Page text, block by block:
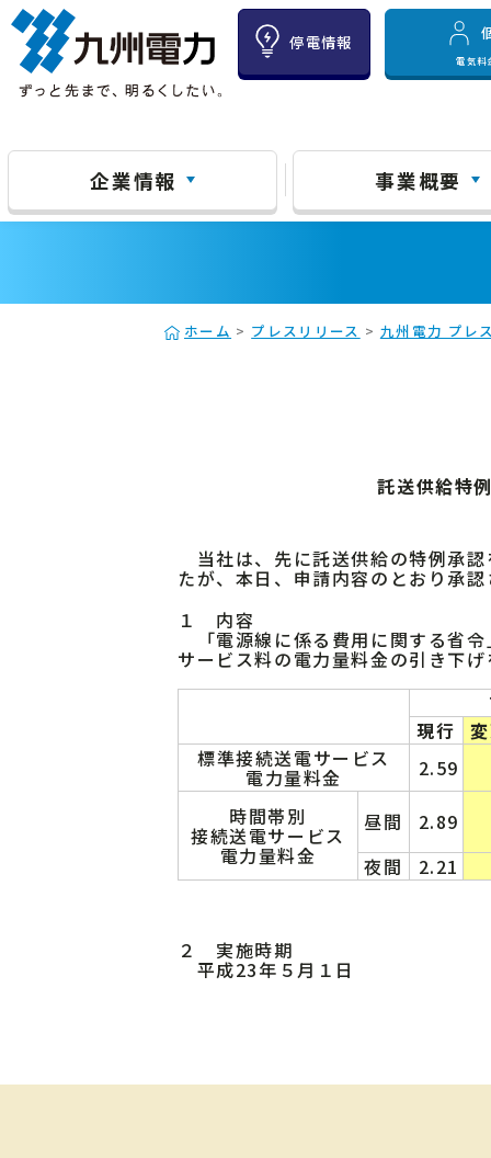
停電情報
電気料
企業情報 事業概要
ホーム > プレスリリース > 九州電力 プレ
託送供給特
当社は、先に託送供給の特例承
たが、本日、申請内容のとおり承
１ 内容
「電源線に係る費用に関する省
サービス料の電力量料金の引き下
現行
標準接続送電サービス
電力量料金 2.59
時間帯別
接続送電サービス
電力量料金
昼間 2.89
夜間
2.21
２ 実施時期
平成23年５月１日